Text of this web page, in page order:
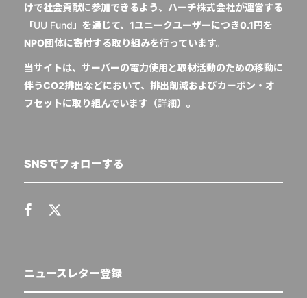
けで社会貢献に参加できるよう、ハーチ株式会社が運営する
「UU Fund 」を通じて、1ユニークユーザーにつき0.1円を
NPO団体に寄付する取り組みを行っています。
当サイトは、サーバーの電力使用と取材活動のための移動に
伴うCO2排出などにおいて、排出削減およびカーボン・オ
フセットに取り組んでいます（詳細）。
SNSでフォローする
ニュースレター登録